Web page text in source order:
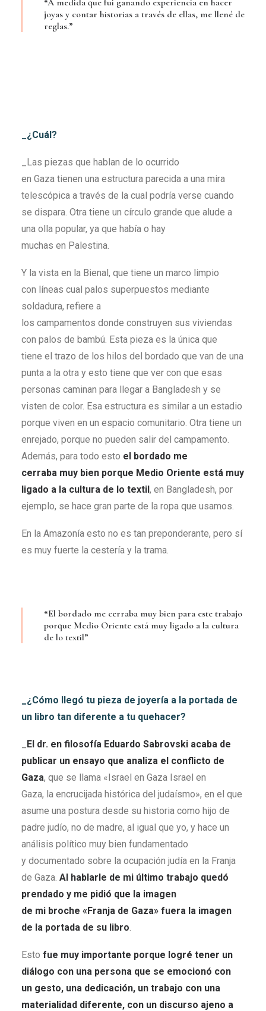
“A medida que fui ganando experiencia en hacer
joyas y contar historias a través de ellas, me llené de
reglas.”
_¿Cuál?
_Las piezas que hablan de lo ocurrido
en Gaza tienen una estructura parecida a una mira
telescópica a través de la cual podría verse cuando
se dispara. Otra tiene un círculo grande que alude a
una olla popular, ya que había o hay
muchas en Palestina.
Y la vista en la Bienal, que tiene un marco limpio
con líneas cual palos superpuestos mediante
soldadura, refiere a
los campamentos donde construyen sus viviendas
con palos de bambú. Esta pieza es la única que
tiene el trazo de los hilos del bordado que van de una
punta a la otra y esto tiene que ver con que esas
personas caminan para llegar a Bangladesh y se
visten de color. Esa estructura es similar a un estadio
porque viven en un espacio comunitario. Otra tiene un
enrejado, porque no pueden salir del campamento.
Además, para todo esto el bordado me
cerraba muy bien porque Medio Oriente está muy
ligado a la cultura de lo textil, en Bangladesh, por
ejemplo, se hace gran parte de la ropa que usamos.
En la Amazonía esto no es tan preponderante, pero sí
es muy fuerte la cestería y la trama.
“El bordado me cerraba muy bien para este trabajo
porque Medio Oriente está muy ligado a la cultura
de lo textil”
_¿Cómo llegó tu pieza de joyería a la portada de
un libro tan diferente a tu quehacer?
El dr. en filosofía Eduardo Sabrovski acaba de
publicar un ensayo que analiza el conflicto de
Gaza, que se llama «Israel en Gaza Israel en
Gaza, la encrucijada histórica del judaísmo», en el que
asume una postura desde su historia como hijo de
padre judío, no de madre, al igual que yo, y hace un
análisis político muy bien fundamentado
y documentado sobre la ocupación judía en la Franja
de Gaza. Al hablarle de mi último trabajo quedó
prendado y me pidió que la imagen
de mi broche «Franja de Gaza» fuera la imagen
de la portada de su libro.
Esto fue muy importante porque logré tener un
diálogo con una persona que se emocionó con
un gesto, una dedicación, un trabajo con una
materialidad diferente, con un discurso ajeno a